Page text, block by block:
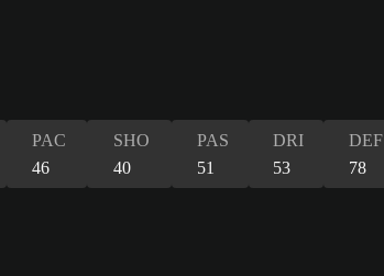
PAC
46
SHO
40
PAS
51
DRI
53
DEF
78